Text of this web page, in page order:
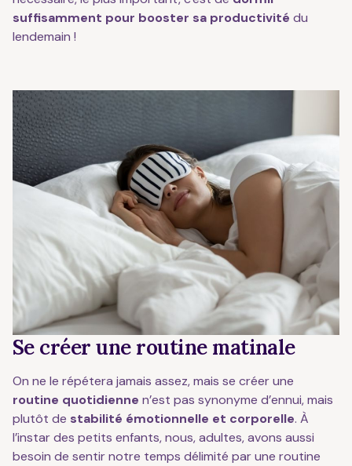
suffisamment pour booster sa productivité du
lendemain !
Se créer une routine matinale
On ne le répétera jamais assez, mais se créer une
routine quotidienne n’est pas synonyme d’ennui, mais
plutôt de stabilité émotionnelle et corporelle. À
l’instar des petits enfants, nous, adultes, avons aussi
besoin de sentir notre temps délimité par une routine